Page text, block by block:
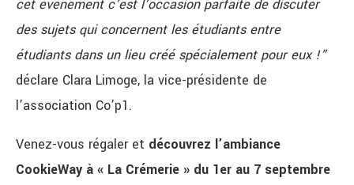
cet événement c’est l’occasion parfaite de discuter
des sujets qui concernent les étudiants entre
étudiants dans un lieu créé spécialement pour eux !”
déclare Clara Limoge, la vice-présidente de
l’association Co’p1.
Venez-vous régaler et découvrez l’ambiance
CookieWay à « La Crémerie » du 1er au 7 septembre